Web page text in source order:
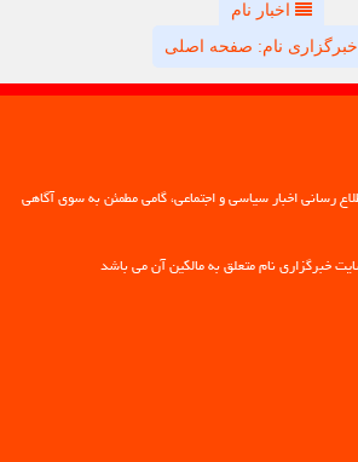
اخبار نام
خبرگزاری نام: صفحه اصلی